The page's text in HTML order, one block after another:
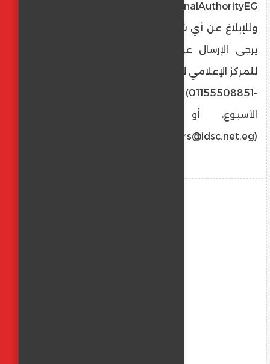
وللإبلاغ عن أي شائعات أو معلومات مغلوطة
يرجى الإرسال على أرقام الواتس آب التابعة
الأسبوع، أو عبر البريد الإلكتروني
(rumors@idsc.net.eg).